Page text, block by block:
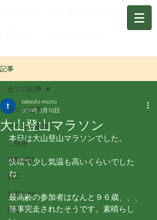
記事
全ての記事
イベント参加
ご挨拶
活動記録
日常
お知らせ
防災
全ての記事
大山登山マラソン
takeshi morio
2024年3月10日
本日は大山登山マラソンでした。
快晴で少し気温も高いくらいでした
ね。
最高齢の参加者はなんと９６歳、、、
無事完走されたそうです。素晴らし